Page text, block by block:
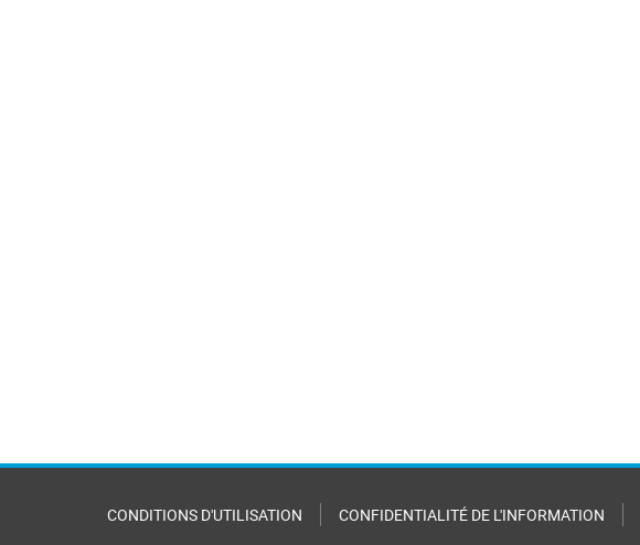
CONDITIONS D'UTILISATION CONFIDENTIALITÉ DE L'INFORMATION